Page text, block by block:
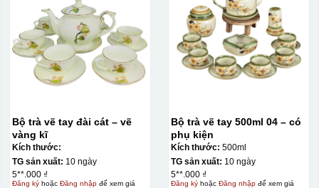
Bộ trà vẽ tay đài cát – vẽ
vàng kĩ
Kích thước:
TG sản xuất: 10 ngày
5**.000 ₫
Đăng kýhoặc Đăng nhậpđể xem giá
Bộ trà vẽ tay 500ml 04 – có
phụ kiện
Kích thước: 500ml
TG sản xuất: 10 ngày
5**.000 ₫
Đăng kýhoặc Đăng nhậpđể xem giá